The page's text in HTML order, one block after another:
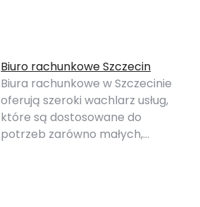
Biuro rachunkowe Szczecin
Biura rachunkowe w Szczecinie
oferują szeroki wachlarz usług,
które są dostosowane do
potrzeb zarówno małych,…